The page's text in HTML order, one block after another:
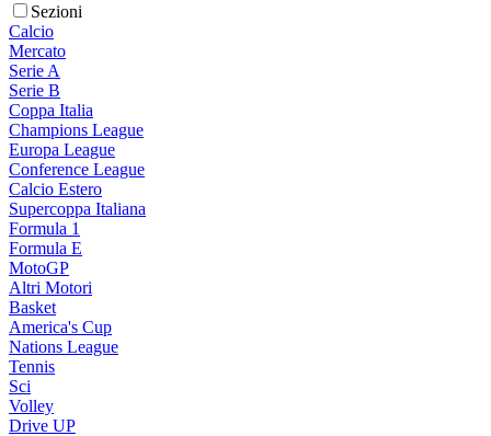
Sezioni
Calcio
Mercato
Serie A
Serie B
Coppa Italia
Champions League
Europa League
Conference League
Calcio Estero
Supercoppa Italiana
Formula 1
Formula E
MotoGP
Altri Motori
Basket
America's Cup
Nations League
Tennis
Sci
Volley
Drive UP